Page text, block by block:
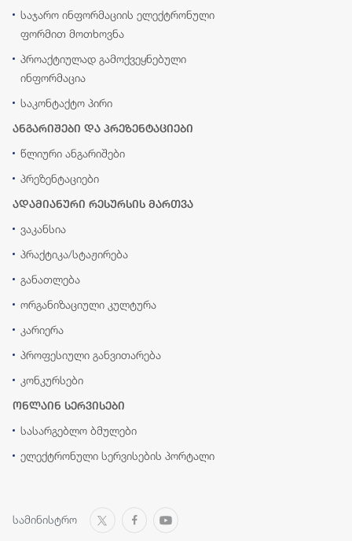
საჯარო ინფორმაციის ელექტრონული
ფორმით მოთხოვნა
პროაქტიულად გამოქვეყნებული
ინფორმაცია
საკონტაქტო პირი
ანგარიშები და პრეზენტაციები
წლიური ანგარიშები
პრეზენტაციები
ადამიანური რესურსის მართვა
ვაკანსია
პრაქტიკა/სტაჟირება
განათლება
ორგანიზაციული კულტურა
კარიერა
პროფესიული განვითარება
კონკურსები
ონლაინ სერვისები
სასარგებლო ბმულები
ელექტრონული სერვისების პორტალი
სამინისტრო